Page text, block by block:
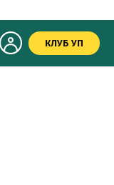
КЛУБ УП